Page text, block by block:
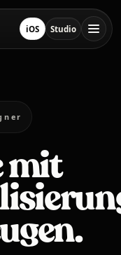
iOSLade im App Store
StudioStudio öffnen
mit